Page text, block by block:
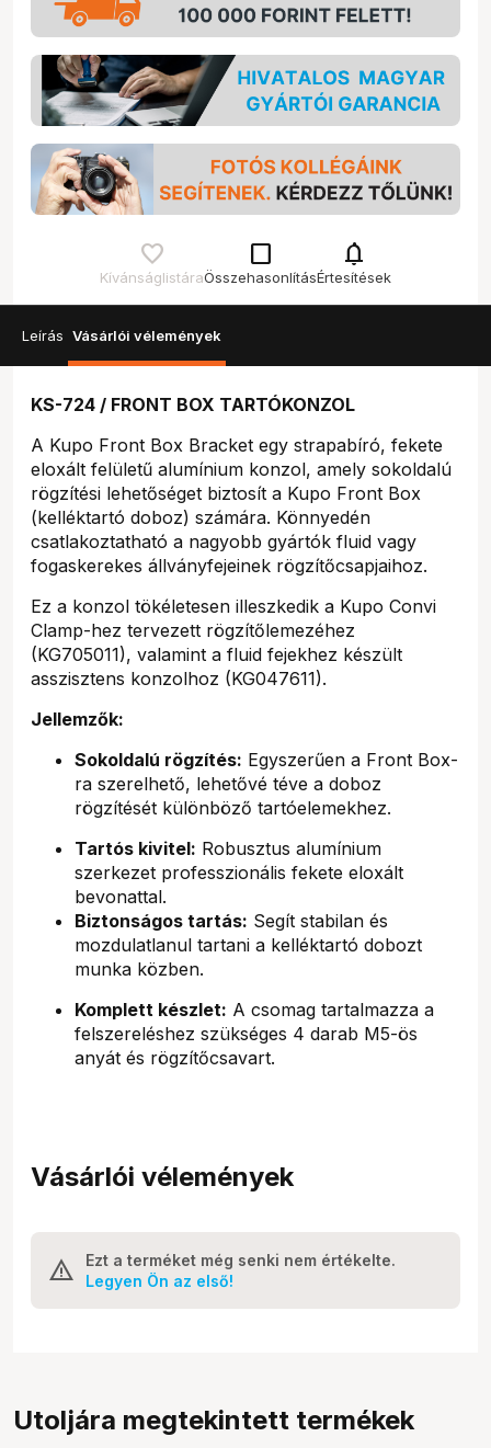
Kívánságlistára
check_box_outline_blank
Összehasonlítás
notifications
Értesítések
Leírás Vásárlói vélemények
KS-724 / FRONT BOX TARTÓKONZOL
A Kupo Front Box Bracket egy strapabíró, fekete
eloxált felületű alumínium konzol, amely sokoldalú
rögzítési lehetőséget biztosít a Kupo Front Box
(kelléktartó doboz) számára. Könnyedén
csatlakoztatható a nagyobb gyártók fluid vagy
fogaskerekes állványfejeinek rögzítőcsapjaihoz.
Ez a konzol tökéletesen illeszkedik a Kupo Convi
Clamp-hez tervezett rögzítőlemezéhez
(KG705011), valamint a fluid fejekhez készült
asszisztens konzolhoz (KG047611).
Jellemzők:
Sokoldalú rögzítés: Egyszerűen a Front Box-
ra szerelhető, lehetővé téve a doboz
rögzítését különböző tartóelemekhez.
Tartós kivitel: Robusztus alumínium
szerkezet professzionális fekete eloxált
bevonattal.
Biztonságos tartás: Segít stabilan és
mozdulatlanul tartani a kelléktartó dobozt
munka közben.
Komplett készlet: A csomag tartalmazza a
felszereléshez szükséges 4 darab M5-ös
anyát és rögzítőcsavart.
Vásárlói vélemények
Ezt a terméket még senki nem értékelte.
Legyen Ön az első!
Utoljára megtekintett termékek